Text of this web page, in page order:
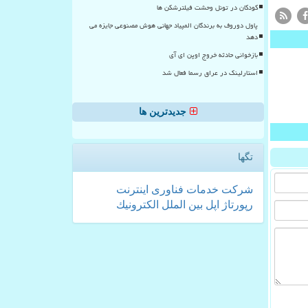
کودکان در تونل وحشت فیلترشکن ها
پاول دوروف به برندگان المپیاد جهانی هوش مصنوعی جایزه می
دهد
بازخوانی حادثه خروج اوپن ای آی
استارلینک در عراق رسما فعال شد
جدیدترین ها
تگها
شركت خدمات فناوری اینترنت
رپورتاژ
اپل بین الملل الكترونیك